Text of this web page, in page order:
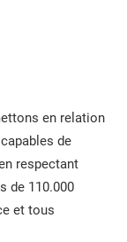
en relation
de
respectant
de 110.000
et tous